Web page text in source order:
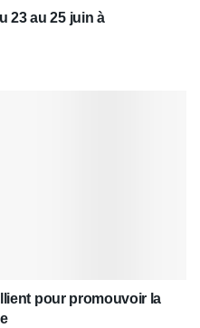
23 au 25 juin à
pour promouvoir la